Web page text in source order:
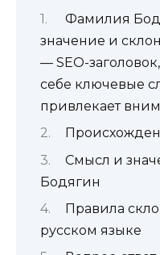
Фамилия
значение и
— SEO-
себе ключевые
привлекает
Смысл и
Бодягин
Правила
русском языке